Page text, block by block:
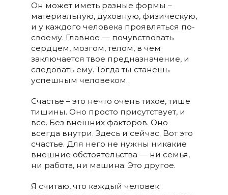
Он может иметь разные формы –
материальную, духовную, физическую,
и у каждого человека проявляться по-
своему. Главное — почувствовать
сердцем, мозгом, телом, в чем
заключается твое предназначение, и
следовать ему. Тогда ты станешь
успешным человеком.
Счастье – это нечто очень тихое, тише
тишины. Оно просто присутствует, и
все. Без внешних факторов. Оно
всегда внутри. Здесь и сейчас. Вот это
счастье. Для него не нужны никакие
внешние обстоятельства — ни семья,
ни работа, ни машина. Это другое.
Я считаю, что каждый человек